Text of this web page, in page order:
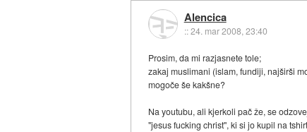
Alencica
::24. mar 2008, 23:40
Prosim, da mi razjasnete tole;
zakaj muslimani (islam, fundiji, najširši
mogoče še kakšne?
Na youtubu, ali kjerkoli pač že, se
"jesus fucking christ", ki si jo kupil na